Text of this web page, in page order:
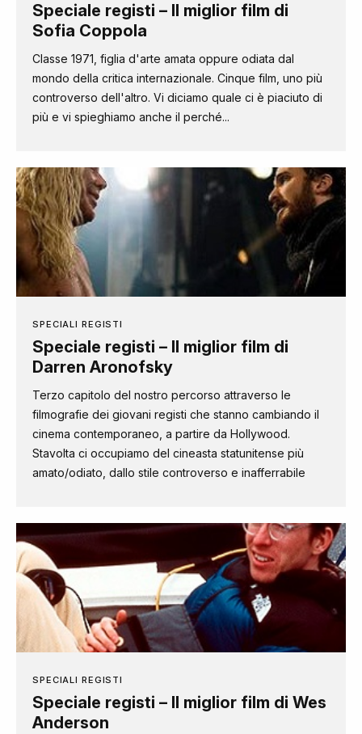
Speciale registi – Il miglior film di
Sofia Coppola
Classe 1971, figlia d'arte amata oppure odiata dal
mondo della critica internazionale. Cinque film, uno più
controverso dell'altro. Vi diciamo quale ci è piaciuto di
più e vi spieghiamo anche il perché...
SPECIALI REGISTI
Speciale registi – Il miglior film di
Darren Aronofsky
Terzo capitolo del nostro percorso attraverso le
filmografie dei giovani registi che stanno cambiando il
cinema contemporaneo, a partire da Hollywood.
Stavolta ci occupiamo del cineasta statunitense più
amato/odiato, dallo stile controverso e inafferrabile
SPECIALI REGISTI
Speciale registi – Il miglior film di Wes
Anderson